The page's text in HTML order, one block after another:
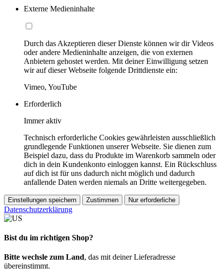
Externe Medieninhalte
Durch das Akzeptieren dieser Dienste können wir dir Videos
oder andere Medieninhalte anzeigen, die von externen
Anbietern gehostet werden. Mit deiner Einwilligung setzen
wir auf dieser Webseite folgende Drittdienste ein:
Vimeo, YouTube
Erforderlich
Immer aktiv
Technisch erforderliche Cookies gewährleisten ausschließlich
grundlegende Funktionen unserer Webseite. Sie dienen zum
Beispiel dazu, dass du Produkte im Warenkorb sammeln oder
dich in dein Kundenkonto einloggen kannst. Ein Rückschluss
auf dich ist für uns dadurch nicht möglich und dadurch
anfallende Daten werden niemals an Dritte weitergegeben.
Einstellungen speichern Zustimmen Nur erforderliche
Datenschutzerklärung
Bist du im richtigen Shop?
Bitte wechsle zum Land, das mit deiner Lieferadresse
übereinstimmt.